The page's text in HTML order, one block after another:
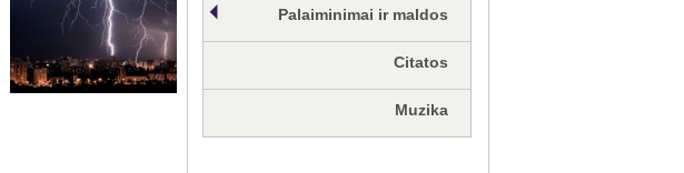
Palaiminimai ir maldos
Citatos
Muzika